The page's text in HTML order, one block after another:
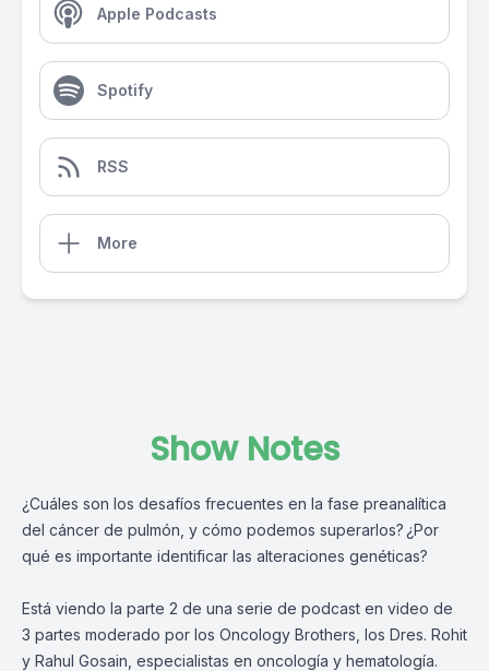
Apple Podcasts
Spotify
RSS
More
Show Notes
¿Cuáles son los desafíos frecuentes en la fase preanalítica
del cáncer de pulmón, y cómo podemos superarlos? ¿Por
qué es importante identificar las alteraciones genéticas?
Está viendo la parte 2 de una serie de podcast en video de
3 partes moderado por los Oncology Brothers, los Dres. Rohit
y Rahul Gosain, especialistas en oncología y hematología.